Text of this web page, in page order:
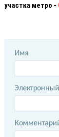
участка метро -
Имя